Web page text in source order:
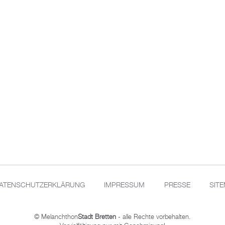
IMPRESSUM PRESSE
© MelanchthonStadt Bretten - alle Rechte vorbehalten.